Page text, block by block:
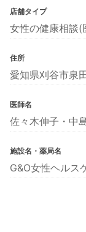
店舗タイプ
女性の健康相談(
住所
愛知県刈谷市泉
医師名
佐々木伸子・中
施設名・薬局名
G&O女性ヘルス